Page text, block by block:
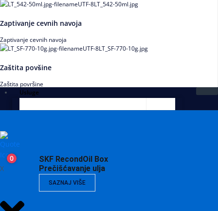
Zaptivanje cevnih navoja
Zaptivanje cevnih navoja
Zaštita povšine
Zaštita površine
Usluge
SKF RecondOil Box
Prečišćavanje ulja
SAZNAJ VIŠE
0
X